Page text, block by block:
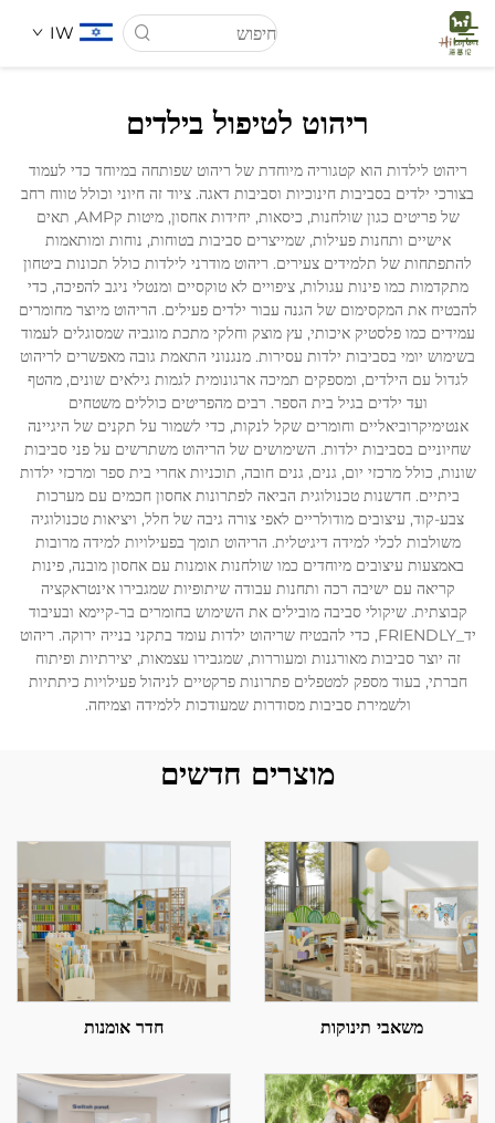
IW
עַל אָמַת
מוצרים
חֲדָשִים
מקרים
לְהִתְחַבֵּר אֵלֵינוּ
ריהוט לטיפול בילדים
ריהוט לילדות הוא קטגוריה מיוחדת של ריהוט שפותחה במיוחד כדי לעמוד
בצורכי ילדים בסביבות חינוכיות וסביבות דאגה. ציוד זה חיוני וכולל טווח רחב
של פריטים כגון שולחנות, כיסאות, יחידות אחסון, מיטות קAMP, תאים
אישיים ותחנות פעילות, שמייצרים סביבות בטוחות, נוחות ומותאמות
להתפתחות של תלמידים צעירים. ריהוט מודרני לילדות כולל תכונות ביטחון
מתקדמות כמו פינות עגולות, ציפויים לא טוקסיים ומנטלי ניגב להפיכה, כדי
להבטיח את המקסימום של הגנה עבור ילדים פעילים. הריהוט מיוצר מחומרים
עמידים כמו פלסטיק איכותי, עץ מוצק וחלקי מתכת מוגביה שמסוגלים לעמוד
בשימוש יומי בסביבות ילדות עסירות. מנגנוני התאמת גובה מאפשרים לריהוט
לגדול עם הילדים, ומספקים תמיכה ארגונומית לגמות גילאים שונים, מהטף
ועד ילדים בגיל בית הספר. רבים מהפריטים כוללים משטחים
אנטימיקרוביאליים וחומרים שקל לנקות, כדי לשמור על תקנים של היגיינה
שחיוניים בסביבות ילדות. השימושים של הריהוט משתרשים על פני סביבות
שונות, כולל מרכזי יום, גנים, גנים חובה, תוכניות אחרי בית ספר ומרכזי ילדות
ביתיים. חדשנות טכנולוגית הביאה לפתרונות אחסון חכמים עם מערכות
צבע-קוד, עיצובים מודולריים לאפי צורה גיבה של חלל, ויציאות טכנולוגיה
משולבות לכלי למידה דיגיטלית. הריהוט תומך בפעילויות למידה מרובות
באמצעות עיצובים מיוחדים כמו שולחנות אומנות עם אחסון מובנה, פינות
קריאה עם ישיבה רכה ותחנות עבודה שיתופיות שמגבירו אינטראקציה
קבוצתית. שיקולי סביבה מובילים את השימוש בחומרים בר-קיימא ובעיבוד
יד_FRIENDLY, כדי להבטיח שריהוט ילדות עומד בתקני בנייה ירוקה. ריהוט
זה יוצר סביבות מאורגנות ומעוררות, שמגבירו עצמאות, יצירתיות ופיתוח
חברתי, בעוד מספק למטפלים פתרונות פרקטיים לניהול פעילויות כיתתיות
ולשמירת סביבות מסודרות שמעודכות ללמידה וצמיחה.
מוצרים חדשים
משאבי תינוקות חדר אומנות